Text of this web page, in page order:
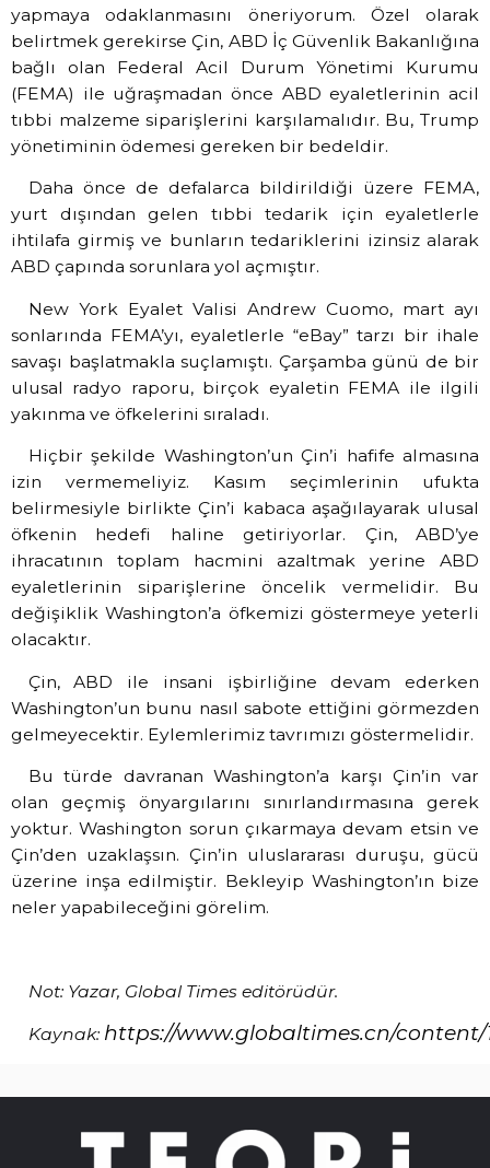
yapmaya odaklanmasını öneriyorum. Özel olarak
belirtmek gerekirse Çin, ABD İç Güvenlik Bakanlığına
bağlı olan Federal Acil Durum Yönetimi Kurumu
(FEMA) ile uğraşmadan önce ABD eyaletlerinin acil
tıbbi malzeme siparişlerini karşılamalıdır. Bu, Trump
yönetiminin ödemesi gereken bir bedeldir.
Daha önce de defalarca bildirildiği üzere FEMA,
yurt dışından gelen tıbbi tedarik için eyaletlerle
ihtilafa girmiş ve bunların tedariklerini izinsiz alarak
ABD çapında sorunlara yol açmıştır.
New York Eyalet Valisi Andrew Cuomo, mart ayı
sonlarında FEMA’yı, eyaletlerle “eBay” tarzı bir ihale
savaşı başlatmakla suçlamıştı. Çarşamba günü de bir
ulusal radyo raporu, birçok eyaletin FEMA ile ilgili
yakınma ve öfkelerini sıraladı.
Hiçbir şekilde Washington’un Çin’i hafife almasına
izin vermemeliyiz. Kasım seçimlerinin ufukta
belirmesiyle birlikte Çin’i kabaca aşağılayarak ulusal
öfkenin hedefi haline getiriyorlar. Çin, ABD’ye
ihracatının toplam hacmini azaltmak yerine ABD
eyaletlerinin siparişlerine öncelik vermelidir. Bu
değişiklik Washington’a öfkemizi göstermeye yeterli
olacaktır.
Çin, ABD ile insani işbirliğine devam ederken
Washington’un bunu nasıl sabote ettiğini görmezden
gelmeyecektir. Eylemlerimiz tavrımızı göstermelidir.
Bu türde davranan Washington’a karşı Çin’in var
olan geçmiş önyargılarını sınırlandırmasına gerek
yoktur. Washington sorun çıkarmaya devam etsin ve
Çin’den uzaklaşsın. Çin’in uluslararası duruşu, gücü
üzerine inşa edilmiştir. Bekleyip Washington’ın bize
neler yapabileceğini görelim.
Not: Yazar, Global Times editörüdür.
Kaynak: https://www.globaltimes.cn/content/